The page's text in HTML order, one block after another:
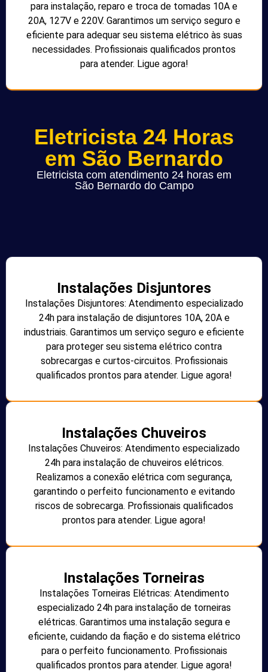
para instalação, reparo e troca de tomadas 10A e
20A, 127V e 220V. Garantimos um serviço seguro e
eficiente para adequar seu sistema elétrico às suas
necessidades. Profissionais qualificados prontos
para atender. Ligue agora!
Eletricista 24 Horas
em São Bernardo
Eletricista com atendimento 24 horas em
São Bernardo do Campo
Instalações Disjuntores
Instalações Disjuntores: Atendimento especializado
24h para instalação de disjuntores 10A, 20A e
industriais. Garantimos um serviço seguro e eficiente
para proteger seu sistema elétrico contra
sobrecargas e curtos-circuitos. Profissionais
qualificados prontos para atender. Ligue agora!
Instalações Chuveiros
Instalações Chuveiros: Atendimento especializado
24h para instalação de chuveiros elétricos.
Realizamos a conexão elétrica com segurança,
garantindo o perfeito funcionamento e evitando
riscos de sobrecarga. Profissionais qualificados
prontos para atender. Ligue agora!
Instalações Torneiras
Instalações Torneiras Elétricas: Atendimento
especializado 24h para instalação de torneiras
elétricas. Garantimos uma instalação segura e
eficiente, cuidando da fiação e do sistema elétrico
para o perfeito funcionamento. Profissionais
qualificados prontos para atender. Ligue agora!